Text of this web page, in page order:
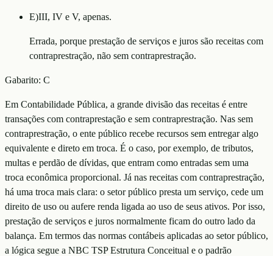
E)III, IV e V, apenas.
Errada, porque prestação de serviços e juros são receitas com
contraprestração, não sem contraprestração.
Gabarito: C
Em Contabilidade Pública, a grande divisão das receitas é entre
transações com contraprestação e sem contraprestração. Nas sem
contraprestração, o ente público recebe recursos sem entregar algo
equivalente e direto em troca. É o caso, por exemplo, de tributos,
multas e perdão de dívidas, que entram como entradas sem uma
troca econômica proporcional. Já nas receitas com contraprestração,
há uma troca mais clara: o setor público presta um serviço, cede um
direito de uso ou aufere renda ligada ao uso de seus ativos. Por isso,
prestação de serviços e juros normalmente ficam do outro lado da
balança. Em termos das normas contábeis aplicadas ao setor público,
a lógica segue a NBC TSP Estrutura Conceitual e o padrão